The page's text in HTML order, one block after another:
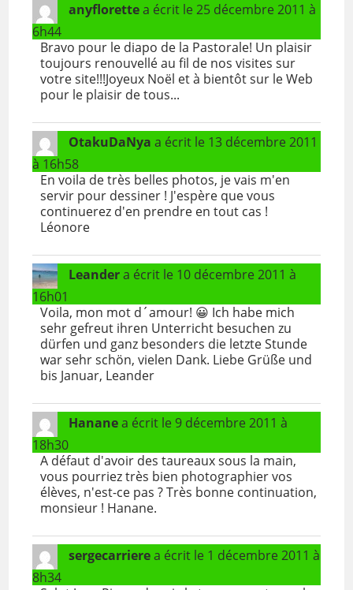
anyflorettea écrit le 25 décembre 2011 à
6h44
Bravo pour le diapo de la Pastorale! Un plaisir
toujours renouvellé au fil de nos visites sur
votre site!!!Joyeux Noël et à bientôt sur le Web
pour le plaisir de tous...
OtakuDaNyaa écrit le 13 décembre 2011
à 16h58
En voila de très belles photos, je vais m'en
servir pour dessiner ! J'espère que vous
continuerez d'en prendre en tout cas !
Léonore
Leandera écrit le 10 décembre 2011 à
16h01
Voila, mon mot d´amour! 😀 Ich habe mich
sehr gefreut ihren Unterricht besuchen zu
dürfen und ganz besonders die letzte Stunde
war sehr schön, vielen Dank. Liebe Grüße und
bis Januar, Leander
Hananea écrit le 9 décembre 2011 à
18h30
A défaut d'avoir des taureaux sous la main,
vous pourriez très bien photographier vos
élèves, n'est-ce pas ? Très bonne continuation,
monsieur ! Hanane.
sergecarrierea écrit le 1 décembre 2011 à
8h34